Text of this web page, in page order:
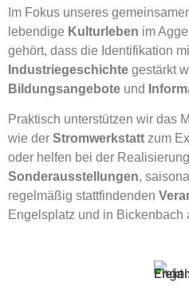
Im Fokus unseres
lebendige Kulturleben im
gehört, dass die Identifikation
Industriegeschichte gestärkt
Bildungsangebote und
Praktisch unterstützen wir das
wie der Stromwerkstatt zum
oder helfen bei der
Sonderausstellungen,
regelmäßig stattfindenden
Engelsplatz und in Bickenbach